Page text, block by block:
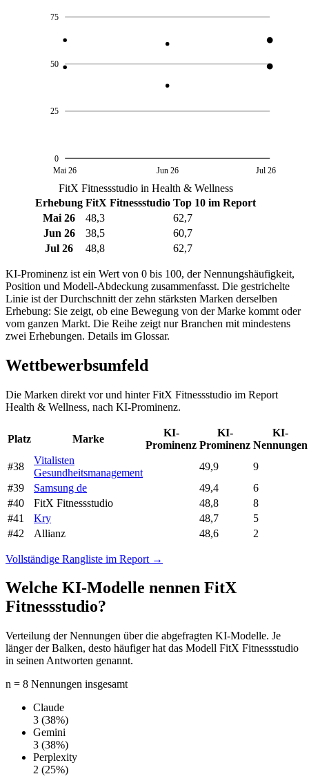
0
25
50
75
Mai 26 Jun 26 Jul 26
FitX Fitnessstudio in Health & Wellness
Erhebung FitX Fitnessstudio Top 10 im Report
Mai 26
48,3
62,7
Jun 26
38,5
60,7
Jul 26
48,8 62,7
KI-Prominenz ist ein Wert von 0 bis 100, der Nennungshäufigkeit,
Position und Modell-Abdeckung zusammenfasst. Die gestrichelte
Linie ist der Durchschnitt der zehn stärksten Marken derselben
Erhebung: Sie zeigt, ob eine Bewegung von der Marke kommt oder
vom ganzen Markt. Die Reihe zeigt nur Branchen mit mindestens
zwei Erhebungen. Details im Glossar.
Wettbewerbsumfeld
Die Marken direkt vor und hinter FitX Fitnessstudio im Report
Health & Wellness, nach KI-Prominenz.
Platz Marke
KI-
Prominenz
KI-
Prominenz
KI-
Nennungen
#38
Vitalisten
Gesundheitsmanagement
49,9
9
#39
Samsung de 49,4
6
#40
FitX Fitnessstudio 48,8
8
#41
Kry 48,7
5
#42
Allianz 48,6 2
Vollständige Rangliste im Report →
Welche KI-Modelle nennen FitX
Fitnessstudio?
Verteilung der Nennungen über die abgefragten KI-Modelle. Je
länger der Balken, desto häufiger hat das Modell FitX Fitnessstudio
in seinen Antworten genannt.
n = 8 Nennungen insgesamt
Claude
3 (38%)
Gemini
3 (38%)
Perplexity
2 (25%)